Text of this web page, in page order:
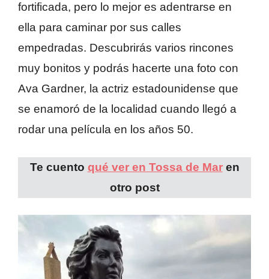
fortificada, pero lo mejor es adentrarse en
ella para caminar por sus calles
empedradas. Descubrirás varios rincones
muy bonitos y podrás hacerte una foto con
Ava Gardner, la actriz estadounidense que
se enamoró de la localidad cuando llegó a
rodar una película en los años 50.
Te cuento qué ver en Tossa de Maren
otro post